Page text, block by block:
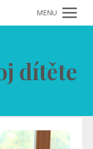
MENU
dítěte